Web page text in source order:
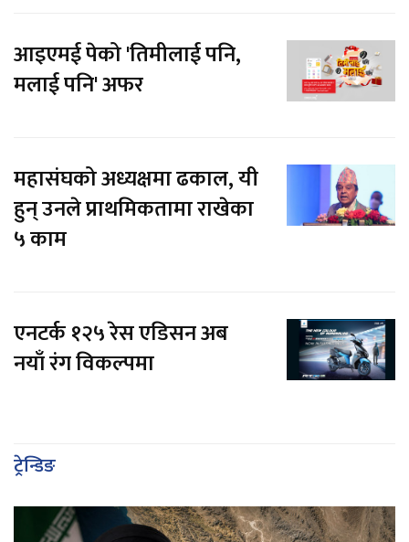
आइएमई पेको 'तिमीलाई पनि,
मलाई पनि' अफर
महासंघको अध्यक्षमा ढकाल, यी
हुन् उनले प्राथमिकतामा राखेका
५ काम
एनटर्क १२५ रेस एडिसन अब
नयाँ रंग विकल्पमा
ट्रेन्डिङ